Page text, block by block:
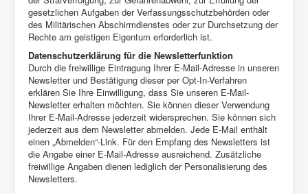
gesetzlichen Aufgaben der Verfassungsschutzbehörden oder
des Militärischen Abschirmdienstes oder zur Durchsetzung der
Rechte am geistigen Eigentum erforderlich ist.
Datenschutzerklärung für die Newsletterfunktion
Durch die freiwillige Eintragung Ihrer E-Mail-Adresse in unseren
Newsletter und Bestätigung dieser per Opt-In-Verfahren
erklären Sie Ihre Einwilligung, dass Sie unseren E-Mail-
Newsletter erhalten möchten. Sie können dieser Verwendung
Ihrer E-Mail-Adresse jederzeit widersprechen. Sie können sich
jederzeit aus dem Newsletter abmelden. Jede E-Mail enthält
einen „Abmelden“-Link. Für den Empfang des Newsletters ist
die Angabe einer E-Mail-Adresse ausreichend. Zusätzliche
freiwillige Angaben dienen lediglich der Personalisierung des
Newsletters.